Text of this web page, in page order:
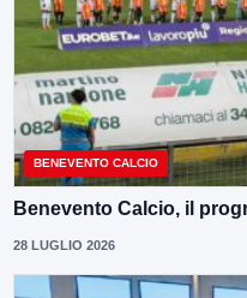
BENEVENTO CALCIO
Benevento Calcio, il
28 LUGLIO 2026